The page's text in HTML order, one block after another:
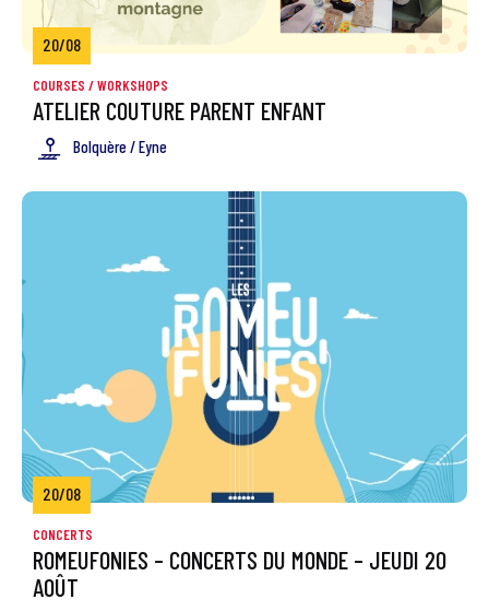
20/08
COURSES / WORKSHOPS
ATELIER COUTURE PARENT ENFANT
Bolquère / Eyne
20/08
CONCERTS
ROMEUFONIES – CONCERTS DU MONDE – JEUDI 20
AOÛT